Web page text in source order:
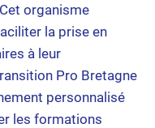
organisme
la prise en
à leur
Pro Bretagne
personnalisé
les formations